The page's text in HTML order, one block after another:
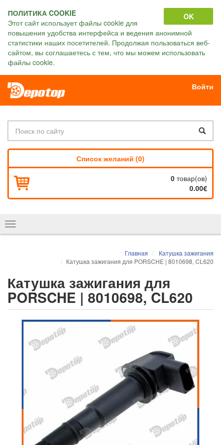
OK
ПОЛИТИКА COOKIE
Этот сайт использует файлы cookie для
повышения удобства интерфейса и ведения анонимной
статистики наших посетителей. Продолжая пользоваться веб-
сайтом, вы соглашаетесь с тем, что мы можем использовать
файлы cookie.
Войти
Список желаний (0)
0 товар(ов)
0.00€
Показать
навигацию
Главная
Катушка зажигания
Катушка зажигания для PORSCHE | 8010698, CL620
Катушка зажигания для
PORSCHE | 8010698, CL620